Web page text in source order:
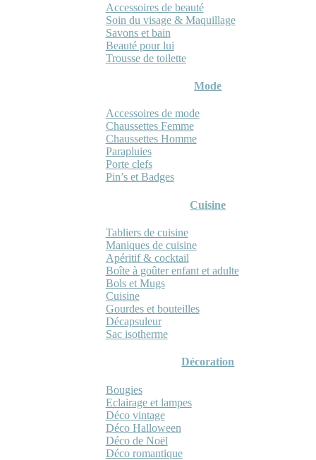
Accessoires de beauté
Soin du visage & Maquillage
Savons et bain
Beauté pour lui
Trousse de toilette
Mode
Accessoires de mode
Chaussettes Femme
Chaussettes Homme
Parapluies
Porte clefs
Pin’s et Badges
Cuisine
Tabliers de cuisine
Maniques de cuisine
Apéritif & cocktail
Boîte à goûter enfant et adulte
Bols et Mugs
Cuisine
Gourdes et bouteilles
Décapsuleur
Sac isotherme
Décoration
Bougies
Eclairage et lampes
Déco vintage
Déco Halloween
Déco de Noël
Déco romantique